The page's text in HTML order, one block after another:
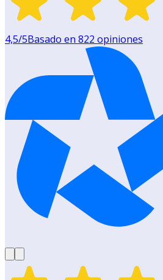
4,5/5Basado en 822 opiniones